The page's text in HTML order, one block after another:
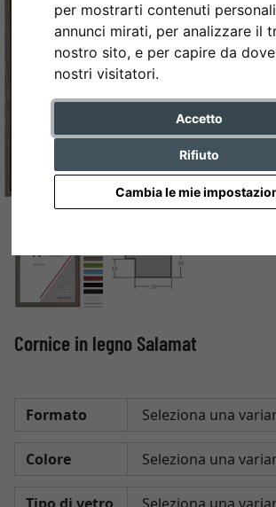
per mostrarti contenuti
annunci mirati, per analizzare il
nostro sito, e per capire da
nostri visitatori.
Accetto
Rifiuto
Cambia le mie
Indietro
Cornice in legno Salamat
Formato
Colore